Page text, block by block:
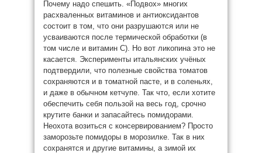
Почему надо спешить. «Подвох» многих
расхваленных витаминов и антиоксидантов
состоит в том, что они разрушаются или не
усваиваются после термической обработки (в
том числе и витамин С). Но вот ликопина это не
касается. Эксперименты итальянских учёных
подтвердили, что полезные свойства томатов
сохраняются и в томатной пасте, и в соленьях,
и даже в обычном кетчупе. Так что, если хотите
обеспечить себя пользой на весь год, срочно
крутите банки и запасайтесь помидорами.
Неохота возиться с консервированием? Просто
заморозьте помидоры в морозилке. Так в них
сохранятся и другие витамины, а зимой их